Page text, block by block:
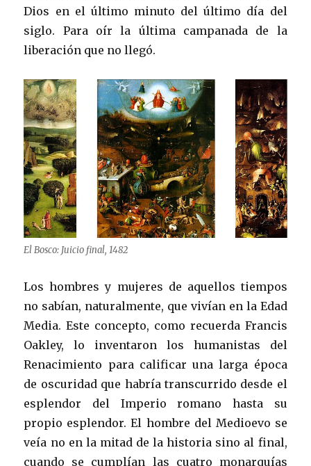
Dios en el último minuto del último día del
siglo. Para oír la última campanada de la
liberación que no llegó.
El Bosco: Juicio final, 1482
Los hombres y mujeres de aquellos tiempos
no sabían, naturalmente, que vivían en la Edad
Media. Este concepto, como recuerda Francis
Oakley, lo inventaron los humanistas del
Renacimiento para calificar una larga época
de oscuridad que habría transcurrido desde el
esplendor del Imperio romano hasta su
propio esplendor. El hombre del Medioevo se
veía no en la mitad de la historia sino al final,
cuando se cumplían las cuatro monarquías